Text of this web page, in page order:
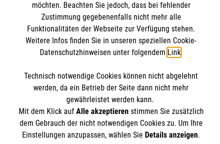
Impressum
Datenschutz
Barrierefreiheit
Malteserorden
Malteser Jugend
Malteser International
Sharepoint
Spendenkonto
Bank: Pax-Bank für Kirche und Caritas eG
IBAN: DE90 3706 0120 1201 2100 18
BIC: GENODED1PA7
Soziale Netzwerke
Der Malteser Hilfsdienst e.V. ist als eingetragene
gemeinnützige Organisation von der Körperschaft- und
möchten. Beachten Sie jedoch, dass bei fehlender
Zustimmung gegebenenfalls nicht mehr alle
Funktionalitäten der Webseite zur Verfügung stehen.
Weitere Infos finden Sie in unseren speziellen Cookie-
Datenschutzhinweisen unter folgendem Link.
Technisch notwendige Cookies können nicht abgelehnt
werden, da ein Betrieb der Seite dann nicht mehr
gewährleistet werden kann.
Mit dem Klick auf Alle akzeptierenstimmen Sie zusätzlich
dem Gebrauch der nicht notwendigen Cookies zu. Um Ihre
Einstellungen anzupassen, wählen Sie Details anzeigen.